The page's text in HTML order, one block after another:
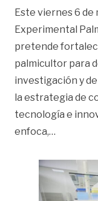
Este viernes 6 de
Experimental
pretende
palmicultor para
investigación y
la estrategia de
tecnología e
enfoca,…